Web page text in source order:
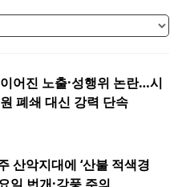
어진 노출·성행위 논란…시
폐쇄 대신 강력 단속
산악지대에 ‘산불 적색경